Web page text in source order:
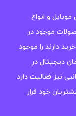
و انواع
موجود در
دارند را موجود
دیجیتال در
نیز فعالیت دارد
خود قرار